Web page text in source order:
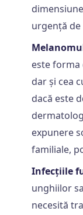
urgență de
este forma
dar și cea
dacă este
expunere
familiale,
Infecțiile
unghiilor
necesită